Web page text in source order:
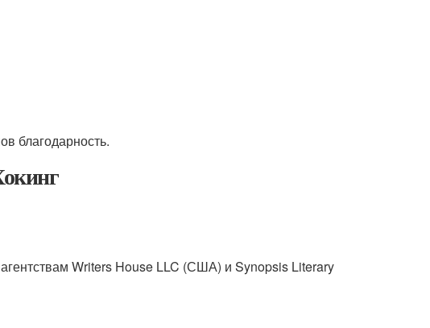
благодарность.
Writers House LLC (США) и Synopsis Literary